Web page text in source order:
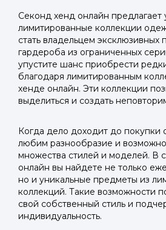
Секонд хенд онлайн предлагает
лимитированные коллекции
стать владельцем эксклюзивных
гардероба из ограниченных
упустите шанс приобрести
благодаря лимитированным
хенде онлайн. Эти коллекции
выделиться и создать
Когда дело доходит до
любим разнообразие и
множества стилей и моделей. В
онлайн вы найдете не только
но и уникальные предметы из
коллекций. Такие возможности
свой собственный стиль и
индивидуальность.